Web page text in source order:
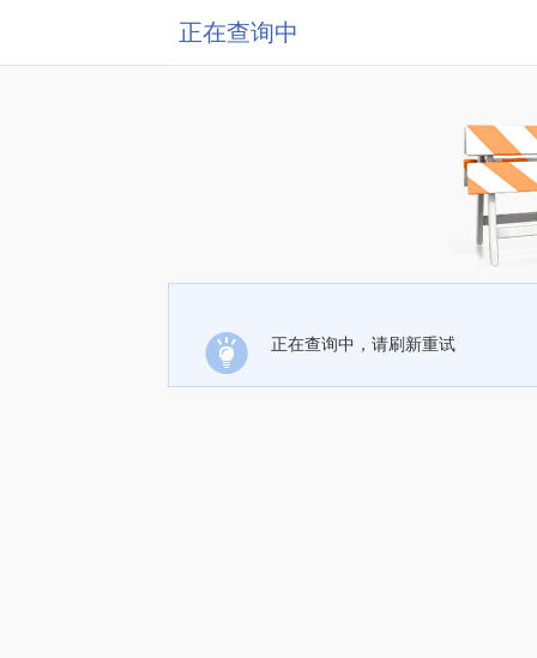
正在查询中
正在查询中，请刷新重试